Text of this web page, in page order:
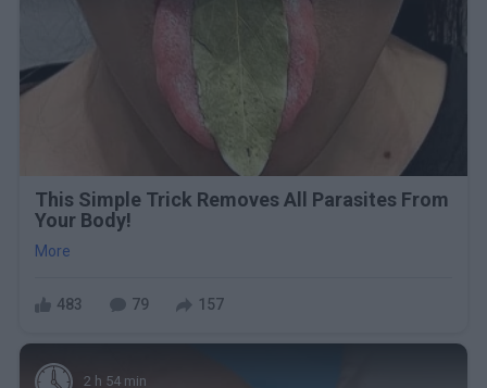
This Simple Trick Removes All Parasites From
Your Body!
More
483 79 157
2 h 54 min